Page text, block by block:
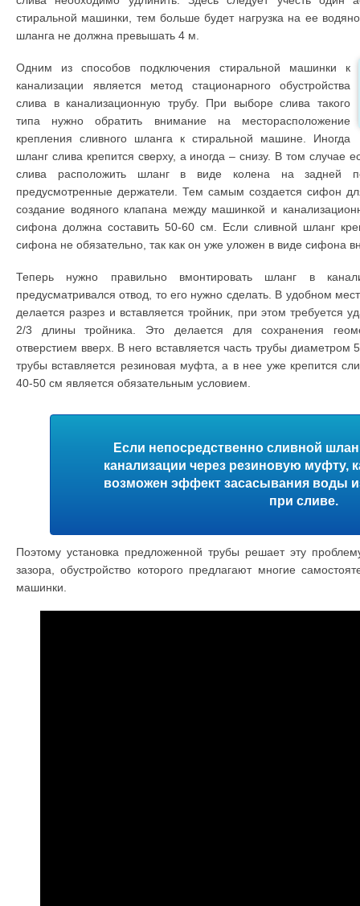
стиральной машинки, тем больше будет нагрузка на ее
шланга не должна превышать 4 м.
Одним из способов подключения стиральной машинки к
канализации является метод стационарного обустройства
слива в канализационную трубу. При выборе слива такого
типа нужно обратить внимание на месторасположение
крепления сливного шланга к стиральной машине. Иногда
шланг слива крепится сверху, а иногда – снизу. В том случае
слива расположить шланг в виде колена на задней
предусмотренные держатели. Тем самым создается сифон
создание водяного клапана между машинкой и
сифона должна составить 50-60 см. Если сливной шланг
сифона не обязательно, так как он уже уложен в виде сифона
Теперь нужно правильно вмонтировать шланг в
предусматривался отвод, то его нужно сделать. В удобном
делается разрез и вставляется тройник, при этом требуется
2/3 длины тройника. Это делается для сохранения
отверстием вверх. В него вставляется часть трубы
трубы вставляется резиновая муфта, а в нее уже крепится
40-50 см является обязательным условием.
Если непосредственно сливной
канализации через резиновую муфту,
возможен эффект засасывания воды
при сливе.
Поэтому установка предложенной трубы решает эту
зазора, обустройство которого предлагают многие
машинки.